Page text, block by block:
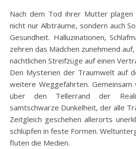
Nach dem Tod ihrer Mutter plagen
nicht nur Albträume, sondern auch
Gesundheit. Halluzinationen,
zehren das Mädchen zunehmend
nächtlichen Streifzüge auf einen
Den Mysterien der Traumwelt auf
weitere Weggefährten. Gemeinsam
über den Tellerrand der
samtschwarze Dunkelheit, der alle
Zeitgleich geschehen allerorts
schlüpfen in feste Formen.
fluten die Medien.